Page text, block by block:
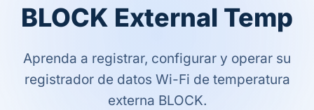
BLOCK External Temp
Aprenda a registrar, configurar y operar su
registrador de datos Wi-Fi de temperatura
externa BLOCK.